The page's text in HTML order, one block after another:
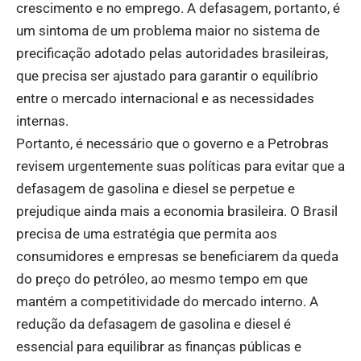
crescimento e no emprego. A defasagem, portanto, é
um sintoma de um problema maior no sistema de
precificação adotado pelas autoridades brasileiras,
que precisa ser ajustado para garantir o equilíbrio
entre o mercado internacional e as necessidades
internas.
Portanto, é necessário que o governo e a Petrobras
revisem urgentemente suas políticas para evitar que a
defasagem de gasolina e diesel se perpetue e
prejudique ainda mais a economia brasileira. O Brasil
precisa de uma estratégia que permita aos
consumidores e empresas se beneficiarem da queda
do preço do petróleo, ao mesmo tempo em que
mantém a competitividade do mercado interno. A
redução da defasagem de gasolina e diesel é
essencial para equilibrar as finanças públicas e